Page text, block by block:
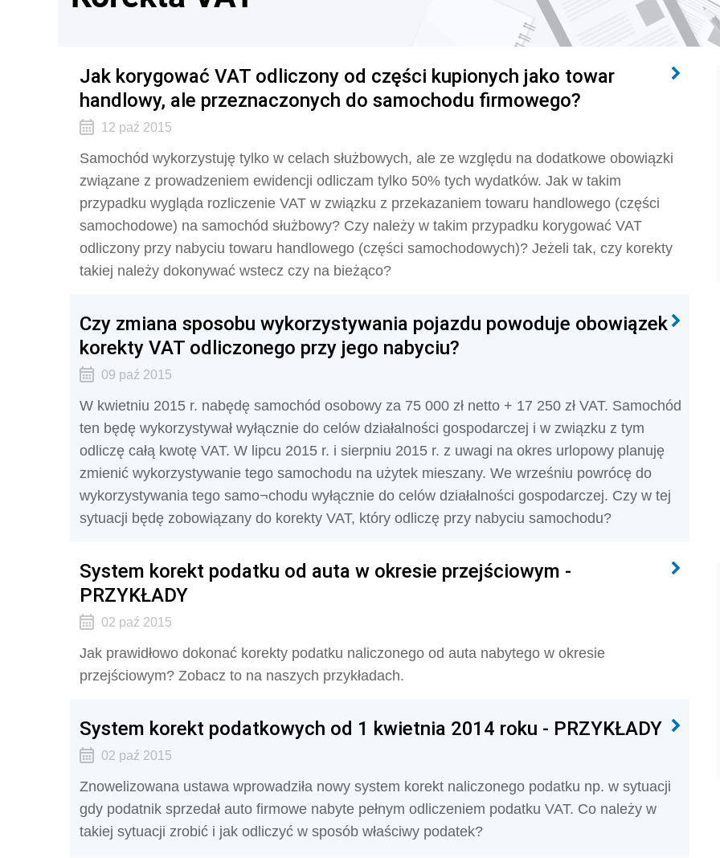
Jak korygować VAT odliczony od części kupionych jako towar
handlowy, ale przeznaczonych do samochodu firmowego?
12 paź 2015
Samochód wykorzystuję tylko w celach służbowych, ale ze względu na dodatkowe obowiązki
związane z prowadzeniem ewidencji odliczam tylko 50% tych wydatków. Jak w takim
przypadku wygląda rozliczenie VAT w związku z przekazaniem towaru handlowego (części
samochodowe) na samochód służbowy? Czy należy w takim przypadku korygować VAT
odliczony przy nabyciu towaru handlowego (części samochodowych)? Jeżeli tak, czy korekty
takiej należy dokonywać wstecz czy na bieżąco?
Czy zmiana sposobu wykorzystywania pojazdu powoduje obowiązek
korekty VAT odliczonego przy jego nabyciu?
09 paź 2015
W kwietniu 2015 r. nabędę samochód osobowy za 75 000 zł netto + 17 250 zł VAT. Samochód
ten będę wykorzystywał wyłącznie do celów działalności gospodarczej i w związku z tym
odliczę całą kwotę VAT. W lipcu 2015 r. i sierpniu 2015 r. z uwagi na okres urlopowy planuję
zmienić wykorzystywanie tego samochodu na użytek mieszany. We wrześniu powrócę do
wykorzystywania tego samo¬chodu wyłącznie do celów działalności gospodarczej. Czy w tej
sytuacji będę zobowiązany do korekty VAT, który odliczę przy nabyciu samochodu?
System korekt podatku od auta w okresie przejściowym -
PRZYKŁADY
02 paź 2015
Jak prawidłowo dokonać korekty podatku naliczonego od auta nabytego w okresie
przejściowym? Zobacz to na naszych przykładach.
System korekt podatkowych od 1 kwietnia 2014 roku - PRZYKŁADY
02 paź 2015
Znowelizowana ustawa wprowadziła nowy system korekt naliczonego podatku np. w sytuacji
gdy podatnik sprzedał auto firmowe nabyte pełnym odliczeniem podatku VAT. Co należy w
takiej sytuacji zrobić i jak odliczyć w sposób właściwy podatek?